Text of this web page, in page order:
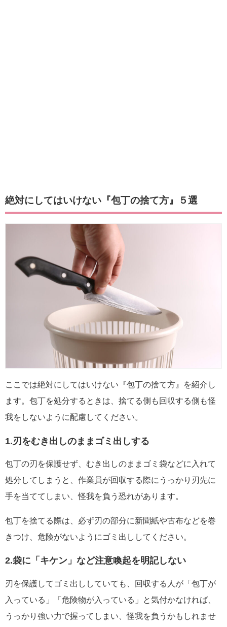
絶対にしてはいけない『包丁の捨て方』５選
ここでは絶対にしてはいけない『包丁の捨て方』を紹介し
ます。包丁を処分するときは、捨てる側も回収する側も怪
我をしないように配慮してください。
1.刃をむき出しのままゴミ出しする
包丁の刃を保護せず、むき出しのままゴミ袋などに入れて
処分してしまうと、作業員が回収する際にうっかり刃先に
手を当ててしまい、怪我を負う恐れがあります。
包丁を捨てる際は、必ず刃の部分に新聞紙や古布などを巻
きつけ、危険がないようにゴミ出ししてください。
2.袋に「キケン」など注意喚起を明記しない
刃を保護してゴミ出ししていても、回収する人が「包丁が
入っている」「危険物が入っている」と気付かなければ、
うっかり強い力で握ってしまい、怪我を負うかもしれませ